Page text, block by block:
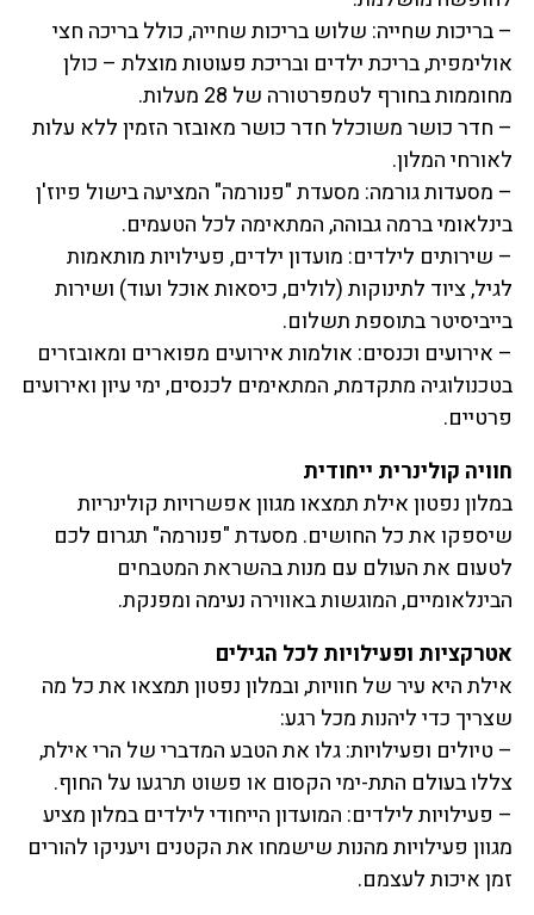
– בריכות שחייה: שלוש בריכות שחייה, כולל בריכה חצי
אולימפית, בריכת ילדים ובריכת פעוטות מוצלת – כולן
מחוממות בחורף לטמפרטורה של 28 מעלות.
– חדר כושר משוכלל חדר כושר מאובזר הזמין ללא עלות
לאורחי המלון.
– מסעדות גורמה: מסעדת "פנורמה" המציעה בישול פיוז'ן
בינלאומי ברמה גבוהה, המתאימה לכל הטעמים.
– שירותים לילדים: מועדון ילדים, פעילויות מותאמות
לגיל, ציוד לתינוקות (לולים, כיסאות אוכל ועוד) ושירות
בייביסיטר בתוספת תשלום.
– אירועים וכנסים: אולמות אירועים מפוארים ומאובזרים
בטכנולוגיה מתקדמת, המתאימים לכנסים, ימי עיון ואירועים
פרטיים.
חוויה קולינרית ייחודית
במלון נפטון אילת תמצאו מגוון אפשרויות קולינריות
שיספקו את כל החושים. מסעדת "פנורמה" תגרום לכם
לטעום את העולם עם מנות בהשראת המטבחים
הבינלאומיים, המוגשות באווירה נעימה ומפנקת.
אטרקציות ופעילויות לכל הגילים
אילת היא עיר של חוויות, ובמלון נפטון תמצאו את כל מה
שצריך כדי ליהנות מכל רגע:
– טיולים ופעילויות: גלו את הטבע המדברי של הרי אילת,
צללו בעולם התת-ימי הקסום או פשוט תרגעו על החוף.
– פעילויות לילדים: המועדון הייחודי לילדים במלון מציע
מגוון פעילויות מהנות שישמחו את הקטנים ויעניקו להורים
זמן איכות לעצמם.